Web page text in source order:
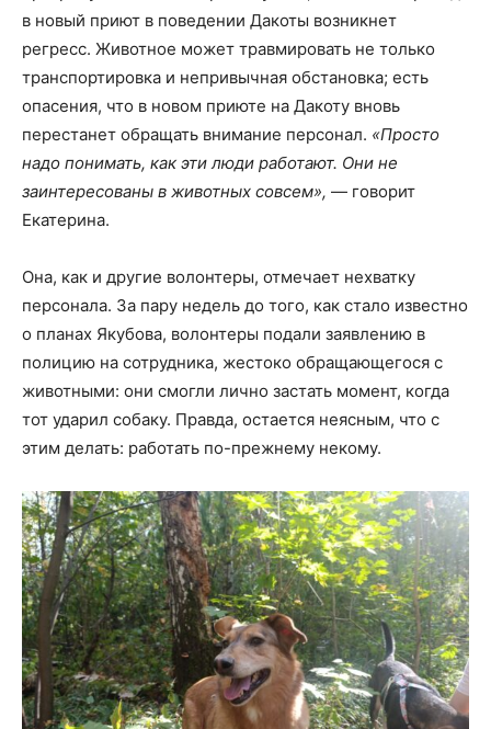
в новый приют в поведении Дакоты возникнет
регресс. Животное может травмировать не только
транспортировка и непривычная обстановка; есть
опасения, что в новом приюте на Дакоту вновь
перестанет обращать внимание персонал. «Просто
надо понимать, как эти люди работают. Они не
заинтересованы в животных совсем», — говорит
Екатерина.
Она, как и другие волонтеры, отмечает нехватку
персонала. За пару недель до того, как стало известно
о планах Якубова, волонтеры подали заявлению в
полицию на сотрудника, жестоко обращающегося с
животными: они смогли лично застать момент, когда
тот ударил собаку. Правда, остается неясным, что с
этим делать: работать по-прежнему некому.